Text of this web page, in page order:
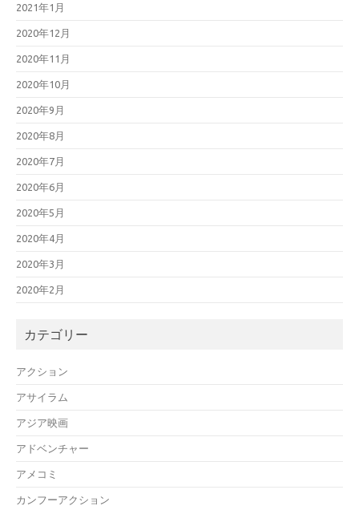
2021年1月
2020年12月
2020年11月
2020年10月
2020年9月
2020年8月
2020年7月
2020年6月
2020年5月
2020年4月
2020年3月
2020年2月
カテゴリー
アクション
アサイラム
アジア映画
アドベンチャー
アメコミ
カンフーアクション